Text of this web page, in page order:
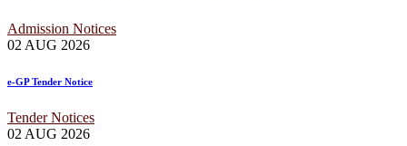
Admission Notices
02 AUG 2026
e-GP Tender Notice
Tender Notices
02 AUG 2026